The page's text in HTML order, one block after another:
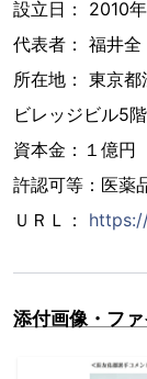
設⽴⽇： 2010
代表者： 福井全
所在地： 東京
ビレッジビル5階
資本金：１億円
許認可等：医薬
ＵＲＬ：
添付画像・フ